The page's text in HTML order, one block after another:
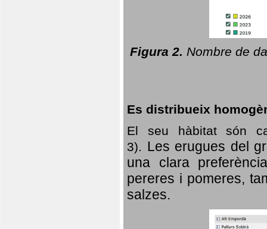
Figura 2. Nombre de
Es distribueix
El seu hàbitat són
3). Les erugues del
una clara
pereres i pomeres,
salzes.